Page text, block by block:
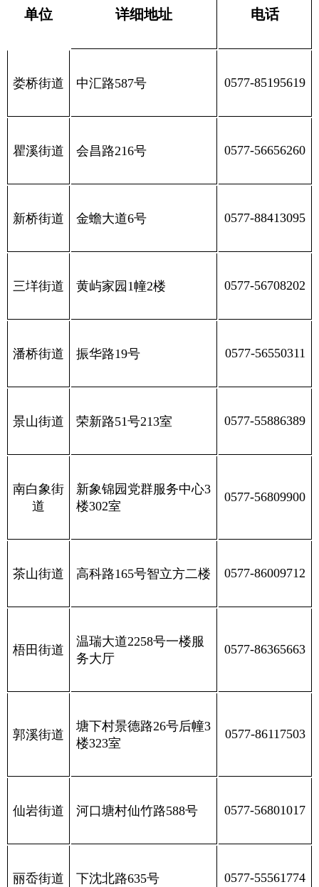
单位 详细地址 电话
娄桥街道 中汇路587号 0577-85195619
瞿溪街道 会昌路216号 0577-56656260
新桥街道 金蟾大道6号 0577-88413095
三垟街道 黄屿家园1幢2楼 0577-56708202
潘桥街道 振华路19号 0577-56550311
景山街道 荣新路51号213室 0577-55886389
南白象街
道
新象锦园党群服务中心3
楼302室
0577-56809900
茶山街道 高科路165号智立方二楼 0577-86009712
梧田街道
温瑞大道2258号一楼服
务大厅
0577-86365663
郭溪街道
塘下村景德路26号后幢3
楼323室
0577-86117503
仙岩街道 河口塘村仙竹路588号 0577-56801017
丽岙街道 下沈北路635号 0577-55561774